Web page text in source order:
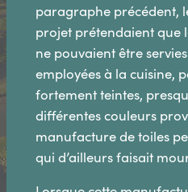
paragraphe précédent,
projet prétendaient que
ne pouvaient être
employées à la cuisine,
fortement teintes,
différentes couleurs
manufacture de toiles
qui d’ailleurs faisait